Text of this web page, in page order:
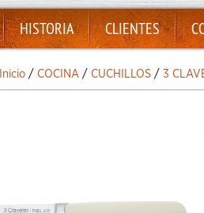
HISTORIA CLIENTES
Inicio / COCINA / CUCHILLOS / 3